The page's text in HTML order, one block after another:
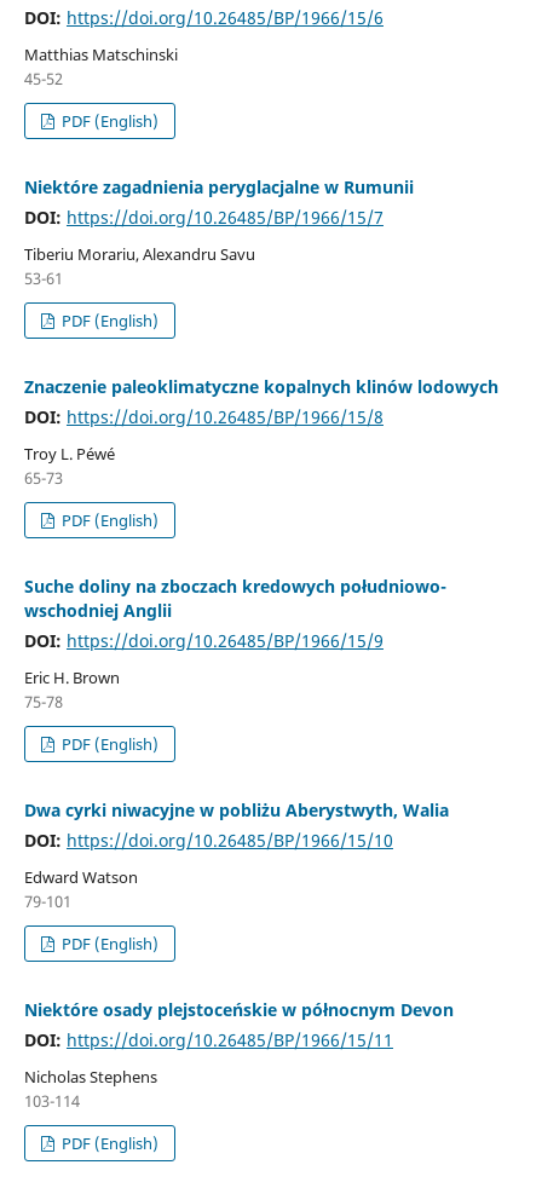
DOI: https://doi.org/10.26485/BP/1966/15/6
Matthias Matschinski
45-52
PDF (English)
Niektóre zagadnienia peryglacjalne w Rumunii
DOI: https://doi.org/10.26485/BP/1966/15/7
Tiberiu Morariu, Alexandru Savu
53-61
PDF (English)
Znaczenie paleoklimatyczne kopalnych klinów lodowych
DOI: https://doi.org/10.26485/BP/1966/15/8
Troy L. Péwé
65-73
PDF (English)
Suche doliny na zboczach kredowych południowo-
wschodniej Anglii
DOI: https://doi.org/10.26485/BP/1966/15/9
Eric H. Brown
75-78
PDF (English)
Dwa cyrki niwacyjne w pobliżu Aberystwyth, Walia
DOI: https://doi.org/10.26485/BP/1966/15/10
Edward Watson
79-101
PDF (English)
Niektóre osady plejstoceńskie w północnym Devon
DOI: https://doi.org/10.26485/BP/1966/15/11
Nicholas Stephens
103-114
PDF (English)